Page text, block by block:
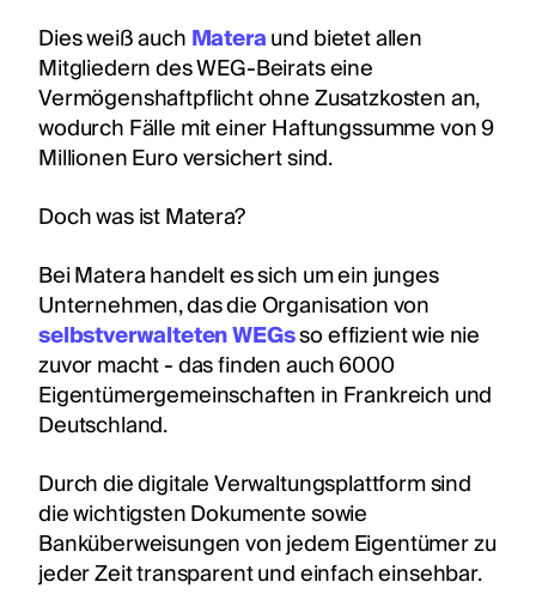
Dies weiß auchMateraund bietet allen
Mitgliedern des WEG-Beirats eine
Vermögenshaftpflicht ohne Zusatzkosten an,
wodurch Fälle mit einer Haftungssumme von 9
Millionen Euro versichert sind.
Doch was ist Matera?
Bei Matera handelt es sich um ein junges
Unternehmen, das die Organisation von
selbstverwalteten WEGsso effizient wie nie
zuvor macht - das finden auch 6000
Eigentümergemeinschaften in Frankreich und
Deutschland.
Durch die digitale Verwaltungsplattform sind
die wichtigsten Dokumente sowie
Banküberweisungen von jedem Eigentümer zu
jeder Zeit transparent und einfach einsehbar.